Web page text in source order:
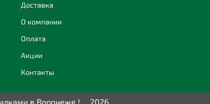
Доставка
О компании
Оплата
Акции
Контакты
в Воронеже ! 2026